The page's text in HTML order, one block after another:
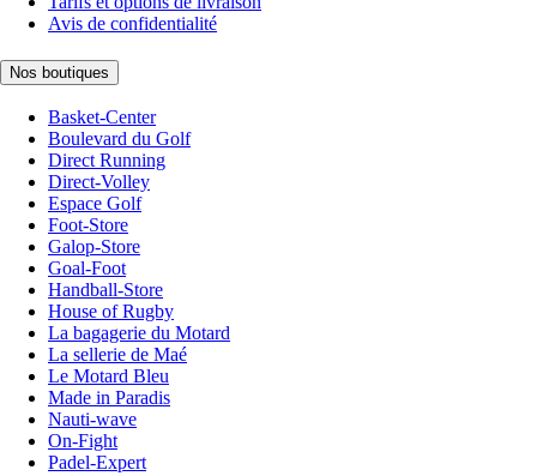
Avis de confidentialité
Nos boutiques
Basket-Center
Boulevard du Golf
Direct Running
Direct-Volley
Espace Golf
Foot-Store
Galop-Store
Goal-Foot
Handball-Store
House of Rugby
La bagagerie du Motard
La sellerie de Maé
Le Motard Bleu
Made in Paradis
Nauti-wave
On-Fight
Padel-Expert